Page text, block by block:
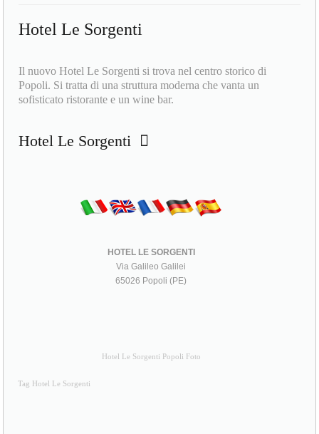
Hotel Le Sorgenti
Il nuovo Hotel Le Sorgenti si trova nel centro storico di
Popoli. Si tratta di una struttura moderna che vanta un
sofisticato ristorante e un wine bar.
Hotel Le Sorgenti
HOTEL LE SORGENTI
Via Galileo Galilei
65026 Popoli (PE)
Hotel Le Sorgenti Popoli Foto
Tag Hotel Le Sorgenti